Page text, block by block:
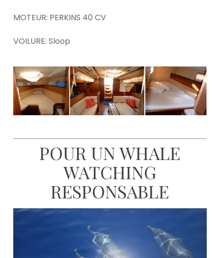
MOTEUR: PERKINS 40 CV
VOILURE: Sloop
POUR UN WHALE
WATCHING
RESPONSABLE